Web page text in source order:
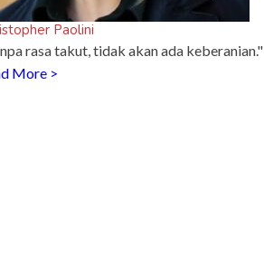
Paolini
rasa takut, tidak akan ada keberanian."
More >